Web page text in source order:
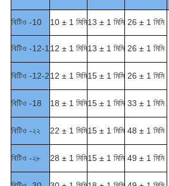
বিটিও -10 10 ± 1 মিমি13 ± 1 মিমি 26 ± 1 মিমি
বিটিও -12-112 ± 1 মিমি13 ± 1 মিমি 26 ± 1 মিমি
বিটিও -12-212 ± 1 মিমি15 ± 1 মিমি 26 ± 1 মিমি
বিটিও -18 18 ± 1 মিমি15 ± 1 মিমি 33 ± 1 মিমি
বিটিও -২২ 22 ± 1 মিমি15 ± 1 মিমি 48 ± 1 মিমি
বিটিও -২৮ 28 ± 1 মিমি15 ± 1 মিমি 49 ± 1 মিমি